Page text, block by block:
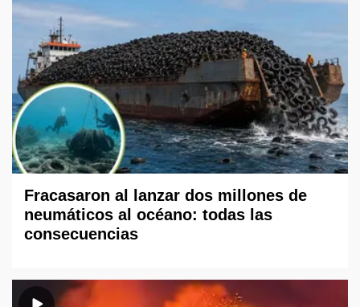
Fracasaron al lanzar dos millones de
neumáticos al océano: todas las
consecuencias